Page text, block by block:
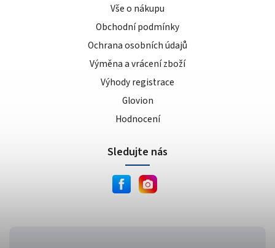
Vše o nákupu
Obchodní podmínky
Ochrana osobních údajů
Výměna a vrácení zboží
Výhody registrace
Glovion
Hodnocení
Sledujte nás